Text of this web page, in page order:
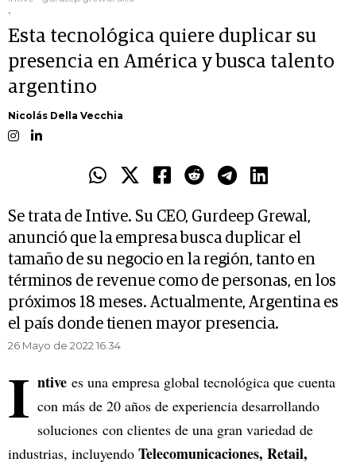
.
Esta tecnológica quiere duplicar su
presencia en América y busca talento
argentino
Nicolás Della Vecchia
Se trata de Intive. Su CEO, Gurdeep Grewal,
anunció que la empresa busca duplicar el
tamaño de su negocio en la región, tanto en
términos de revenue como de personas, en los
próximos 18 meses. Actualmente, Argentina es
el país donde tienen mayor presencia.
26 Mayo de 2022 16.34
I ntive es una empresa global tecnológica que cuenta
con más de 20 años de experiencia desarrollando
soluciones con clientes de una gran variedad de
industrias, incluyendo Telecomunicaciones, Retail,